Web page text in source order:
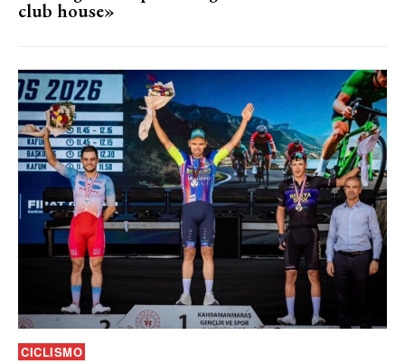
club house»
CICLISMO